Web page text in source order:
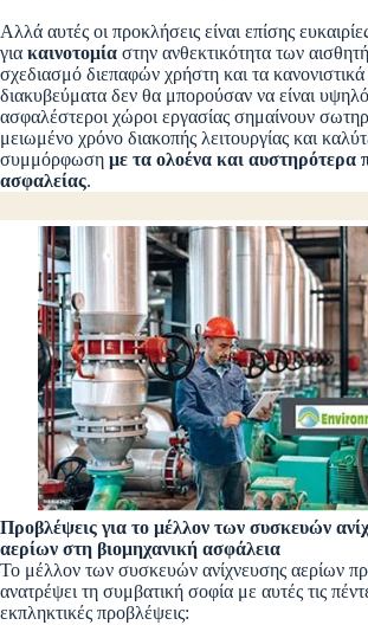
Αλλά αυτές οι προκλήσεις είναι επίσης
για καινοτομία στην ανθεκτικότητα των
σχεδιασμό διεπαφών χρήστη και τα
διακυβεύματα δεν θα μπορούσαν να είναι
ασφαλέστεροι χώροι εργασίας σημαίνουν
μειωμένο χρόνο διακοπής λειτουργίας και
συμμόρφωση με τα ολοένα και αυστηρότερα
ασφαλείας.
Προβλέψεις για το μέλλον των συσκευών
αερίων στη βιομηχανική ασφάλεια
Το μέλλον των συσκευών ανίχνευσης αερίων
ανατρέψει τη συμβατική σοφία με αυτές τις
εκπληκτικές προβλέψεις: